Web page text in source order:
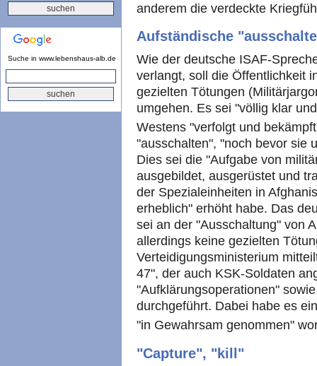
Suche in www.lebenshaus-alb.de
anderem die verdeckte
Aufständische
Wie der deutsche ISAF-
verlangt, soll die Öffentlichkeit
gezielten Tötungen
umgehen. Es sei "völlig klar
Westens "verfolgt und
"ausschalten", "noch bevor sie
Dies sei die "Aufgabe von
ausgebildet, ausgerüstet und
der Spezialeinheiten in
erheblich" erhöht habe. Das
sei an der "Ausschaltung" von
allerdings keine gezielten
Verteidigungsministerium
47", der auch KSK-Soldaten
"Aufklärungsoperationen"
durchgeführt. Dabei habe es
"in Gewahrsam genommen"
"Capture", "kill"